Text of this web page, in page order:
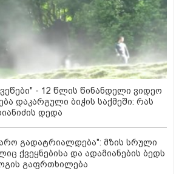
- 12 წლის წინანდელი ვიდეო
დაკარგული ბიჭის საქმეში: რას
დედა
გადატრიალდება": მზის სრული
ქვეყნებისა და ადამიანების ბედს
გაფრთხილება